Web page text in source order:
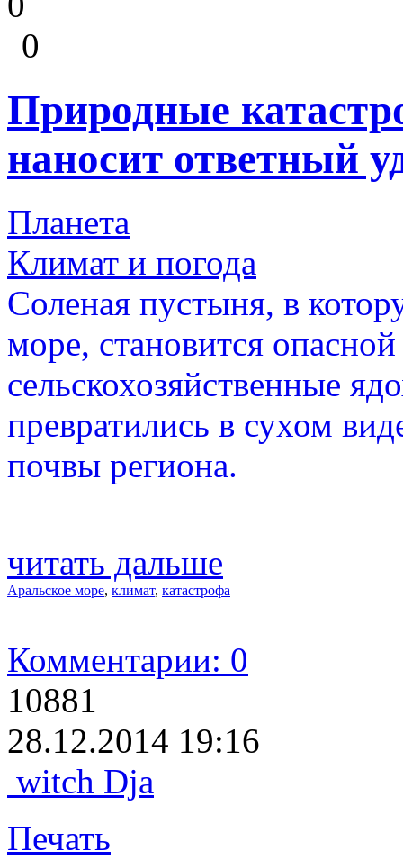
0
Природные
наносит ответный
Планета
Климат и погода
Соленая пустыня, в
море, становится
сельскохозяйственные
превратились в сухом
почвы региона.
читать дальше
Аральское море, климат, катастрофа
Комментарии: 0
10881
28.12.2014 19:16
witch Dja
Печать